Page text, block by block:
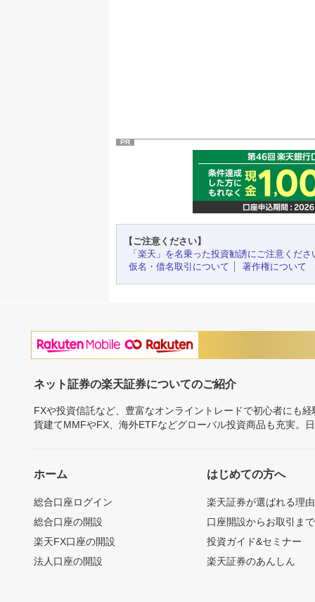
PR
【ご注意ください】
「楽天」を名乗った投資勧誘にご注意くださ
仮名・借名取引について
著作権について
ネット証券の楽天証券についてのご紹介
FXや投資信託など、豊富なオンライントレードで初心者にも
貨建てMMFやFX、海外ETFなどグローバル投資商品も充実。
ホーム
総合口座ログイン
総合口座の開設
楽天FX口座の開設
法人口座の開設
はじめての方へ
楽天証券が選ばれる理由
口座開設からお取引ま
投資ガイド&セミナー
楽天証券のあんしん